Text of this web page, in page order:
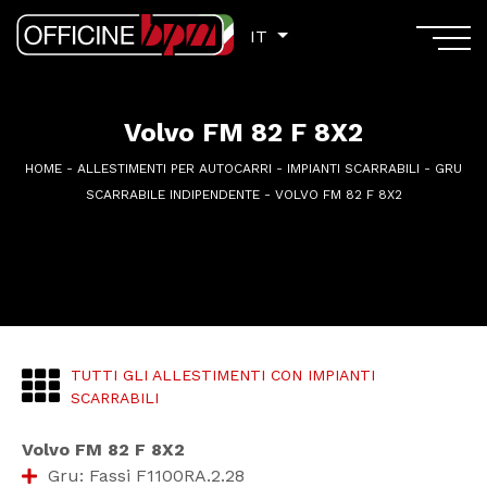
IT
Volvo FM 82 F 8X2
HOME - ALLESTIMENTI PER AUTOCARRI - IMPIANTI SCARRABILI - GRU
SCARRABILE INDIPENDENTE- VOLVO FM 82 F 8X2
TUTTI GLI ALLESTIMENTI CON IMPIANTI
SCARRABILI
Volvo FM 82 F 8X2
Gru: Fassi F1100RA.2.28